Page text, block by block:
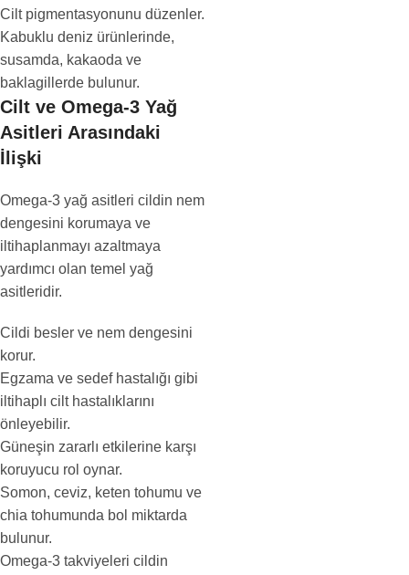
Cilt pigmentasyonunu düzenler.
Kabuklu deniz ürünlerinde,
susamda, kakaoda ve
baklagillerde bulunur.
Cilt ve Omega-3 Yağ
Asitleri Arasındaki
İlişki
Omega-3 yağ asitleri cildin nem
dengesini korumaya ve
iltihaplanmayı azaltmaya
yardımcı olan temel yağ
asitleridir.
Cildi besler ve nem dengesini
korur.
Egzama ve sedef hastalığı gibi
iltihaplı cilt hastalıklarını
önleyebilir.
Güneşin zararlı etkilerine karşı
koruyucu rol oynar.
Somon, ceviz, keten tohumu ve
chia tohumunda bol miktarda
bulunur.
Omega-3 takviyeleri cildin